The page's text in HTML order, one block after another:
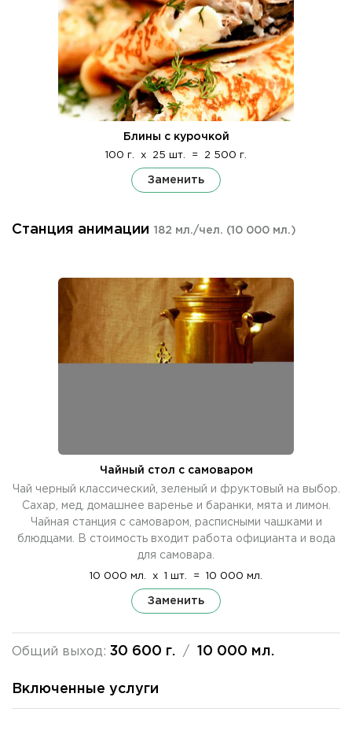
Блины с курочкой
100 г. x 25 шт. = 2 500 г.
Заменить
Станция анимации 182 мл./чел. (10 000 мл.)
Чайный стол с самоваром
Чай черный классический, зеленый и фруктовый на выбор.
Сахар, мед, домашнее варенье и баранки, мята и лимон.
Чайная станция с самоваром, расписными чашками и
блюдцами. В стоимость входит работа официанта и вода
для самовара.
10 000 мл. x 1 шт. = 10 000 мл.
Заменить
Общий выход: 30 600 г. / 10 000 мл.
Включенные услуги